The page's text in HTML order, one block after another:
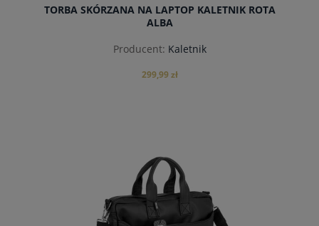
TORBA SKÓRZANA NA LAPTOP KALETNIK ROTA
ALBA
Producent: Kaletnik
299,99 zł
powiadom o dostępności